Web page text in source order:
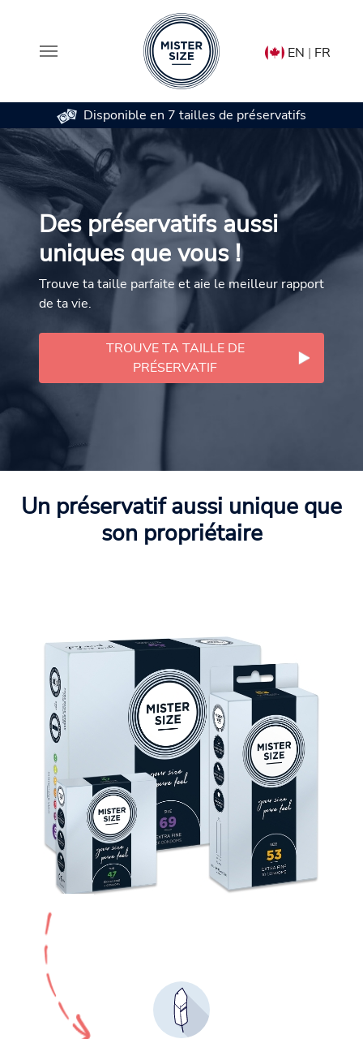
Aller au contenu principal
EN | FR
Disponible en 7 tailles de préservatifs
Des préservatifs aussi
uniques que vous !
Trouve ta taille parfaite et aie le meilleur rapport
de ta vie.
TROUVE TA TAILLE DE
PRÉSERVATIF
Un préservatif aussi unique que
son propriétaire